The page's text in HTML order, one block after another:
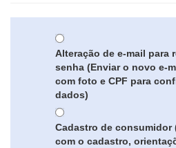
Alteração de e-mail para
senha (Enviar o novo e-
com foto e CPF para
dados)
Cadastro de consumidor
com o cadastro,